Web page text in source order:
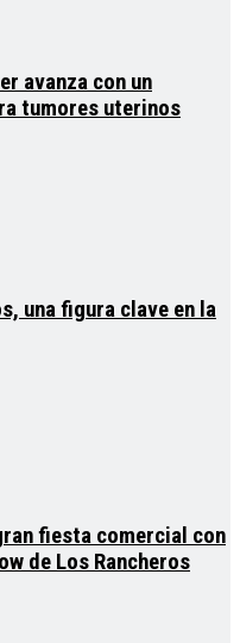
avanza con un
tumores uterinos
una figura clave en la
fiesta comercial con
de Los Rancheros